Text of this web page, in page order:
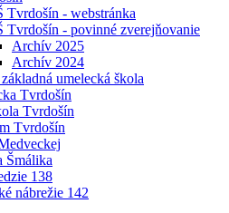
Tvrdošín - webstránka
Tvrdošín - povinné zverejňovanie
Archív 2025
Archív 2024
umelecká škola
Tvrdošín
Tvrdošín
Tvrdošín
Šmálika
138
nábrežie 142